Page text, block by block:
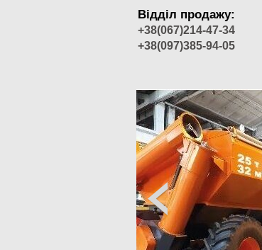
Відділ продажу:
+38(067)214-47-34
+38(097)385-94-05